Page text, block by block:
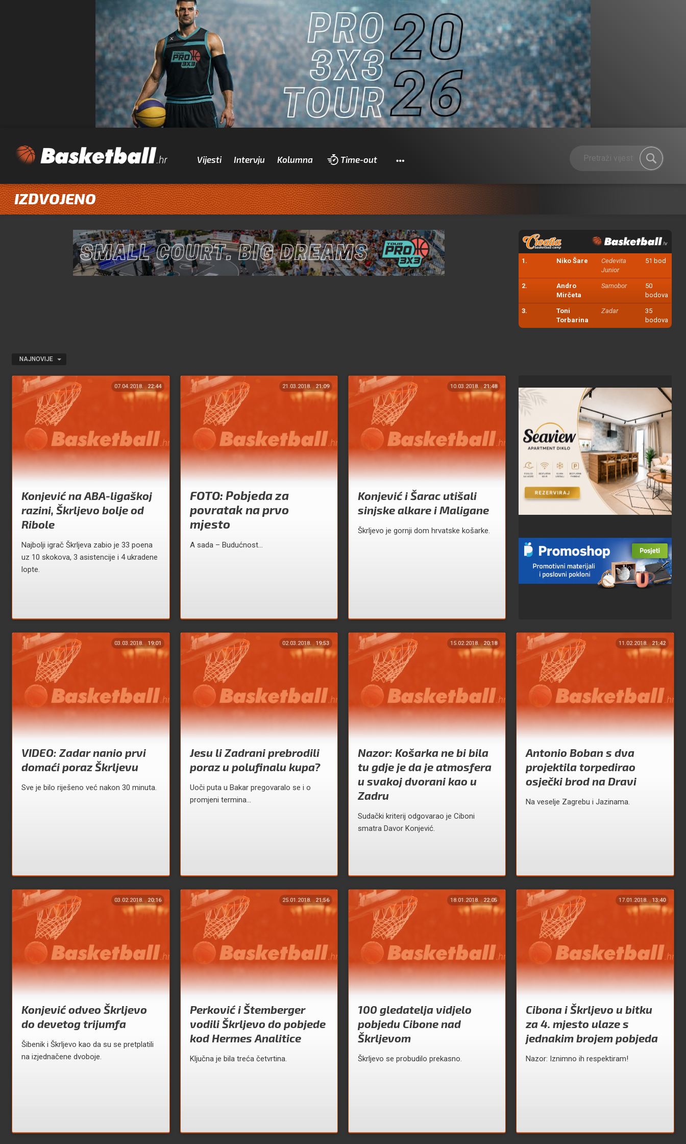
Vijesti Intervju Kolumna Time-out Pretraži
IZDVOJENO
1. Niko Šare
Cedevita
Junior
51 bod
2.
Andro
Mirčeta
Samobor
50
bodova
3.
Toni
Torbarina
Zadar
35
bodova
NAJNOVIJE
07.04.2018. 22:44
Konjević na ABA-ligaškoj
razini, Škrljevo bolje od
Ribole
Najbolji igrač Škrljeva zabio je 33 poena
uz 10 skokova, 3 asistencije i 4 ukradene
lopte.
21.03.2018. 21:09
FOTO: Pobjeda za
povratak na prvo
mjesto
A sada – Budućnost…
10.03.2018. 21:48
Konjević i Šarac utišali
sinjske alkare i Maligane
Škrljevo je gornji dom hrvatske košarke.
03.03.2018. 19:01
VIDEO: Zadar nanio prvi
domaći poraz Škrljevu
Sve je bilo riješeno već nakon 30 minuta.
02.03.2018. 19:53
Jesu li Zadrani prebrodili
poraz u polufinalu kupa?
Uoči puta u Bakar pregovaralo se i o
promjeni termina…
15.02.2018. 20:18
Nazor: Košarka ne bi bila
tu gdje je da je atmosfera
u svakoj dvorani kao u
Zadru
Sudački kriterij odgovarao je Ciboni
smatra Davor Konjević.
11.02.2018. 21:42
Antonio Boban s dva
projektila torpedirao
osječki brod na Dravi
Na veselje Zagrebu i Jazinama.
03.02.2018. 20:16
Konjević odveo Škrljevo
do devetog trijumfa
Šibenik i Škrljevo kao da su se pretplatili
na izjednačene dvoboje.
25.01.2018. 21:56
Perković i Štemberger
vodili Škrljevo do pobjede
kod Hermes Analitice
Ključna je bila treća četvrtina.
18.01.2018. 22:05
100 gledatelja vidjelo
pobjedu Cibone nad
Škrljevom
Škrljevo se probudilo prekasno.
17.01.2018. 13:40
Cibona i Škrljevo u bitku
za 4. mjesto ulaze s
jednakim brojem pobjeda
Nazor: Iznimno ih respektiram!